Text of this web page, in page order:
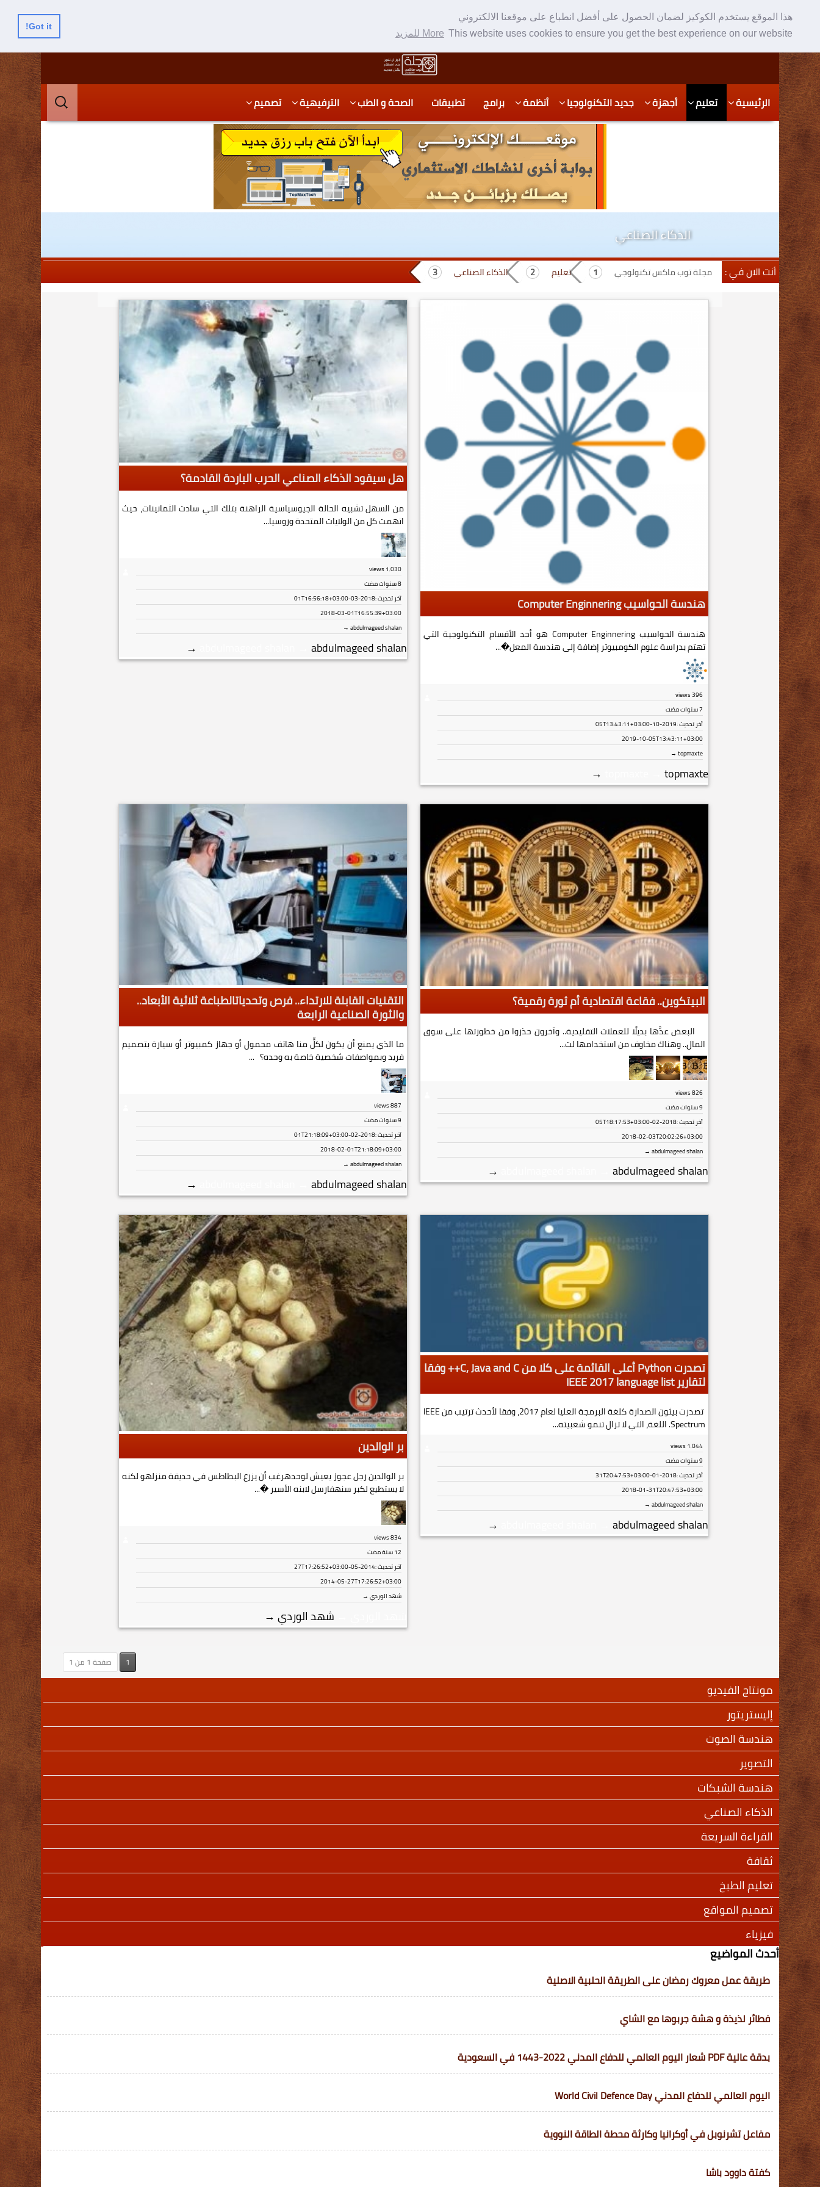
هذا الموقع يستخدم الكوكيز لضمان الحصول على أفضل انطباع على موقعنا الالكتروني
This website uses cookies to ensure you get the best experience on our website More للمزيد
Got it!
Skip
to
content
Skip
to
secondary
content
الرئيسية تعليم أجهزة جديد التكنولوجيا أنظمة برامج تطبيقات الصحة و الطب الترفيهية تصميم
البحث
عن:
الذكاء الصناعي
أنت الان في : مجلة توب ماكس تكنولوجي تعليم الذكاء الصناعي
هندسة الحواسيب Computer Enginnering
هندسة الحواسيب Computer Enginnering هو أحد الأقسام التكنولوجية التي
تهتم بدراسة علوم الكومبيوتر إضافة إلى هندسة المعل�...
396
views
7 سنوات مضت
آخر تحديث :2019-10-05T13:43:11+03:00
2019-10-05T13:43:11+03:00
topmaxte →
topmaxte
→
هل سيقود الذكاء الصناعي الحرب الباردة القادمة؟
من السهل تشبيه الحالة الجيوسياسية الراهنة بتلك التي سادت الثمانينات، حيث
اتهمت كل من الولايات المتحدة وروسيا...
1٬030views
8 سنوات مضت
آخر تحديث :2018-03-01T16:56:18+03:00
2018-03-01T16:55:39+03:00
abdulmageed shalan →
abdulmageed shalan
→
البيتكوين.. فقاعة اقتصادية أم ثورة رقمية؟
البعض عدَّها بديلًا للعملات التقليدية.. وآخرون حذروا من خطورتها على سوق
المال.. وهناك مخاوف من استخدامها لت...
826
views
9 سنوات مضت
آخر تحديث :2018-02-05T18:17:53+03:00
2018-02-03T20:02:26+03:00
abdulmageed shalan →
abdulmageed shalan
→
التقنيات القابلة للارتداء.. فرص وتحدياتالطباعة ثلاثية الأبعاد..
والثورة الصناعية الرابعة
ما الذي يمنع أن يكون لكلٍّ منا هاتف محمول أو جهاز كمبيوتر أو سيارة بتصميم
فريد وبمواصفات شخصية خاصة به وحده؟ ...
887
views
9 سنوات مضت
آخر تحديث :2018-02-01T21:18:09+03:00
2018-02-01T21:18:09+03:00
abdulmageed shalan →
abdulmageed shalan
→
تصدرت Python أعلى القائمة على كلا من C, Java and C++ وفقا
لتقارير IEEE 2017 language list
تصدرت بيثون الصدارة كلغة البرمجة العليا لعام 2017، وفقا لأحدث ترتيب من IEEE
Spectrum. اللغة، التي لا تزال تنمو شعبيته...
1٬044views
9 سنوات مضت
آخر تحديث :2018-01-31T20:47:53+03:00
2018-01-31T20:47:53+03:00
abdulmageed shalan →
abdulmageed shalan
→
بر الوالدين
بر الوالدين رجل عجوز يعيش لوحدهرغب أن يزرع البطاطس في حديقة منزلهو لكنه
لا يستطيع لكبر سنهفارسل لابنه الأسير �...
834
views
12 سنة مضت
آخر تحديث :2014-05-27T17:26:52+03:00
2014-05-27T17:26:52+03:00
شهد الوردي →
شهد الوردي →
صفحة 1 من 1 1
مونتاج الفيديو
إليستريتور
هندسة الصوت
التصوير
هندسة الشبكات
الذكاء الصناعي
القراءة السريعة
ثقافة
تعليم الطبخ
تصميم المواقع
فيزياء
أحدث المواضيع
طريقة عمل معروك رمضان على الطريقة الحلبية الاصلية
فطائر لذيذة و هشة جربوها مع الشاي
بدقة عالية PDF شعار اليوم العالمي للدفاع المدني 2022-1443 في السعودية
اليوم العالمي للدفاع المدني World Civil Defence Day
مفاعل تشرنوبل في أوكرانيا وكارثة محطة الطاقة النووية
كفتة داوود باشا